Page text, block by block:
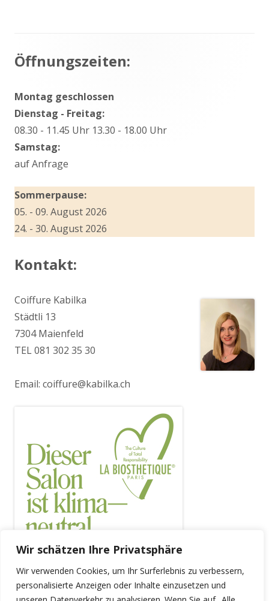
Wir schätzen Ihre Privatsphäre
Wir verwenden Cookies, um Ihr Surferlebnis zu verbessern,
personalisierte Anzeigen oder Inhalte einzusetzen und
Haupt-
Öffnungszeiten:
Montag geschlossen
Dienstag - Freitag:
08.30 - 11.45 Uhr 13.30 - 18.00 Uhr
Samstag:
auf Anfrage
Sommerpause:
05. - 09. August 2026
24. - 30. August 2026
Kontakt:
Coiffure Kabilka
Städtli 13
7304 Maienfeld
TEL 081 302 35 30
Email: coiffure@kabilka.ch